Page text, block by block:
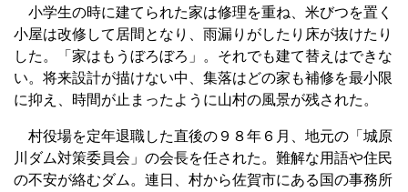
小学生の時に建てられた家は修理を重ね、米びつを置く
小屋は改修して居間となり、雨漏りがしたり床が抜けたり
した。「家はもうぼろぼろ」。それでも建て替えはできな
い。将来設計が描けない中、集落はどの家も補修を最小限
に抑え、時間が止まったように山村の風景が残された。
村役場を定年退職した直後の９８年６月、地元の「城原
川ダム対策委員会」の会長を任された。難解な用語や住民
の不安が絡むダム。連日、村から佐賀市にある国の事務所